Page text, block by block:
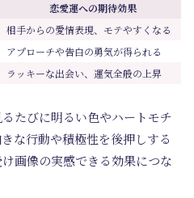
恋愛運への期待効果
相手からの愛情表現、モテやすくなる
アプローチや告白の勇気が得られる
ラッキーな出会い、運気全般の上昇
たびに明るい色やハートモチ
な行動や積極性を後押しする
画像の実感できる効果につな